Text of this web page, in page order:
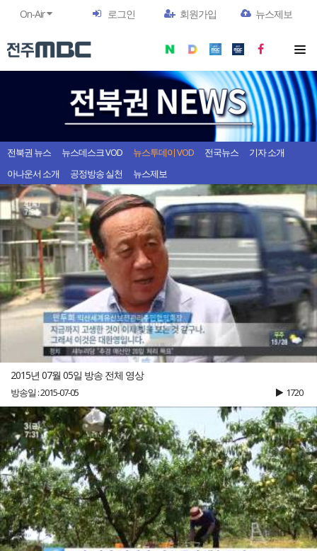
On-Air 로그인 회원가입 뉴스제보
전북권 뉴스 뉴스데스크 VOD 뉴스투데이 VOD 전국뉴스
기자 소개
아나운서 소개
공정방송 실천 뉴스제보
2015년 07월 05일 방송 전체 영상
방송일 : 2015-07-05 1720